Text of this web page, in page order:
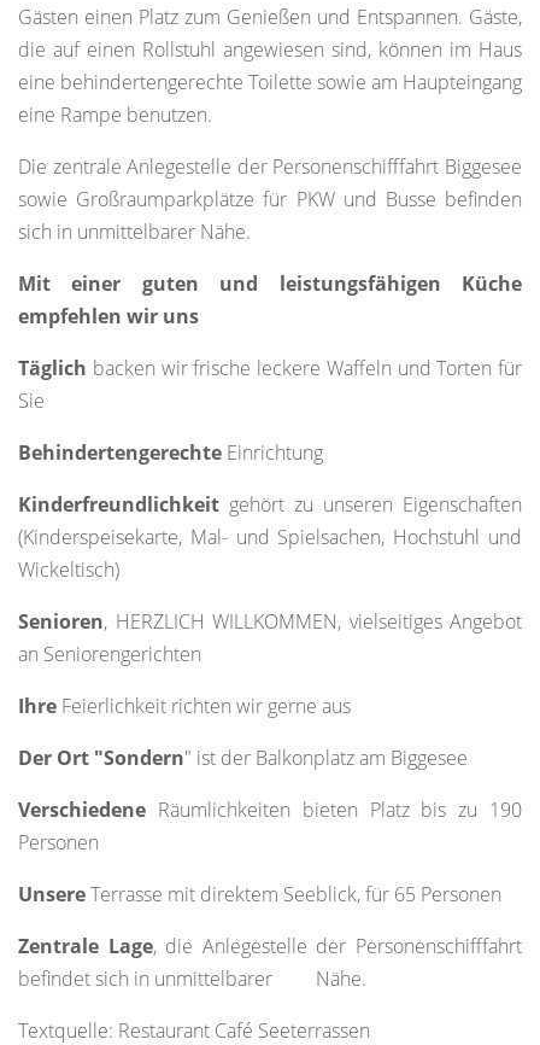
Gästen einen Platz zum Genießen und Entspannen. Gäste,
die auf einen Rollstuhl angewiesen sind, können im Haus
eine behindertengerechte Toilette sowie am Haupteingang
eine Rampe benutzen.
Die zentrale Anlegestelle der Personenschifffahrt Biggesee
sowie Großraumparkplätze für PKW und Busse befinden
sich in unmittelbarer Nähe.
Mit einer guten und leistungsfähigen Küche
empfehlen wir uns
Täglich backen wir frische leckere Waffeln und Torten für
Sie
Behindertengerechte Einrichtung
Kinderfreundlichkeit gehört zu unseren Eigenschaften
(Kinderspeisekarte, Mal- und Spielsachen, Hochstuhl und
Wickeltisch)
Senioren, HERZLICH WILLKOMMEN, vielseitiges Angebot
an Seniorengerichten
Ihre Feierlichkeit richten wir gerne aus
Der Ort "Sondern" ist der Balkonplatz am Biggesee
Verschiedene Räumlichkeiten bieten Platz bis zu 190
Personen
UnsereTerrasse mit direktem Seeblick, für 65 Personen
Zentrale Lage, die Anlegestelle der Personenschifffahrt
befindet sich in unmittelbarer Nähe.
Textquelle: Restaurant Café Seeterrassen